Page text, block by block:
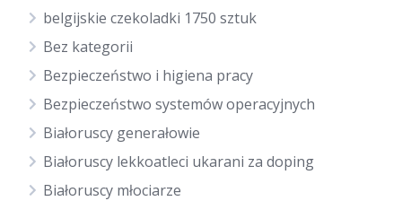
belgijskie czekoladki 1750 sztuk
Bez kategorii
Bezpieczeństwo i higiena pracy
Bezpieczeństwo systemów operacyjnych
Białoruscy generałowie
Białoruscy lekkoatleci ukarani za doping
Białoruscy młociarze